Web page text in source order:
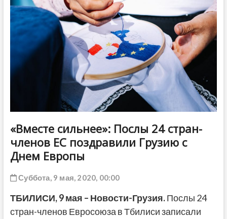
o
n
«Вместе сильнее»: Послы 24 стран-
членов ЕС поздравили Грузию с
Днем Европы
Суббота, 9 мая, 2020, 00:00
ТБИЛИСИ, 9 мая – Новости-Грузия.Послы 24
стран-членов Евросоюза в Тбилиси записали